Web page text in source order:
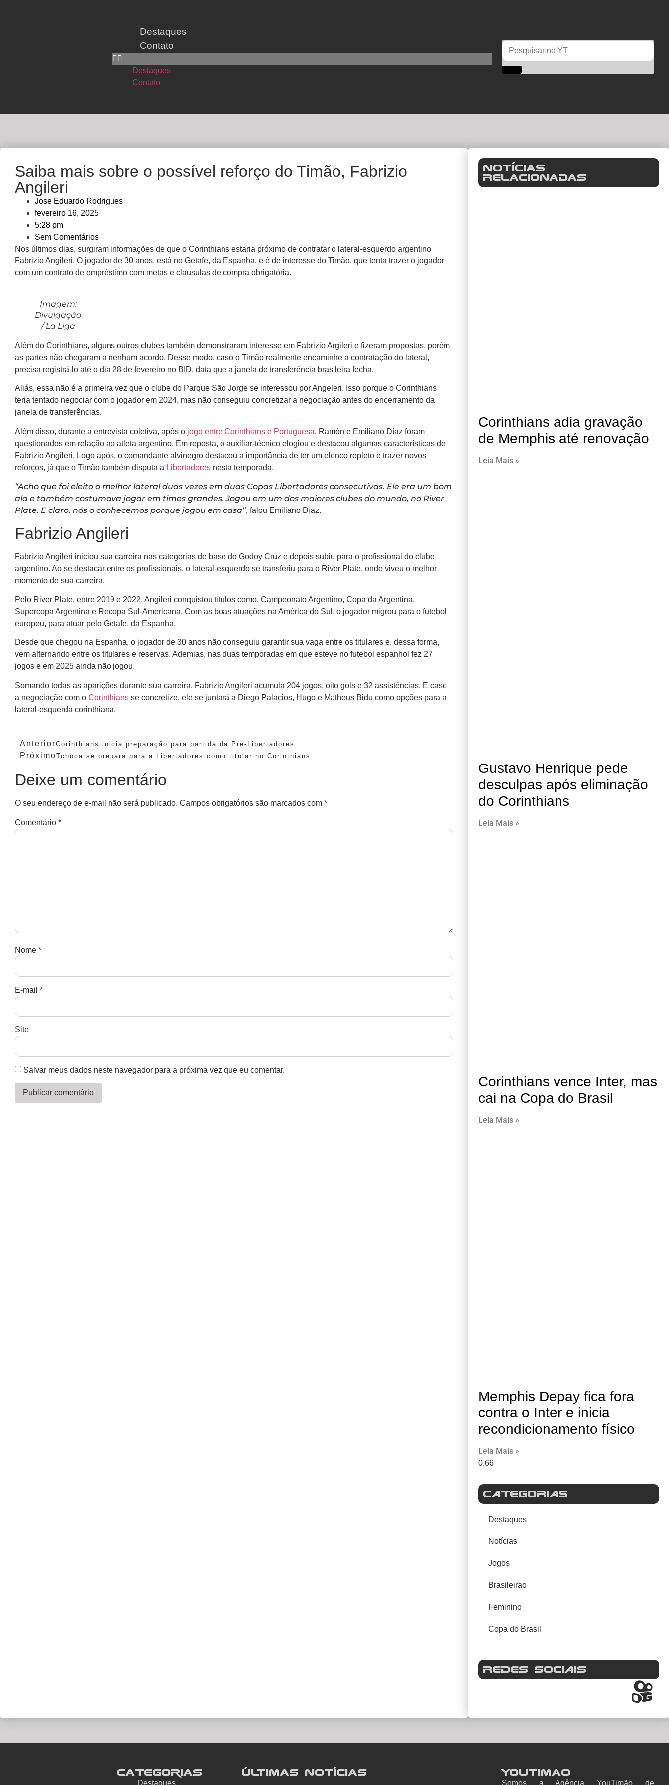
Destaques
Contato
Destaques
Contato
Saiba mais sobre o possível reforço do Timão, Fabrizio
Angileri
Jose Eduardo Rodrigues
fevereiro 16, 2025
5:28 pm
Sem Comentários
Nos últimos dias, surgiram informações de que o Corinthians estaria próximo de contratar o lateral-esquerdo argentino
Fabrizio Angileri. O jogador de 30 anos, está no Getafe, da Espanha, e é de interesse do Timão, que tenta trazer o jogador
com um contrato de empréstimo com metas e clausulas de compra obrigatória.
Imagem:
Divulgação
/ La Liga
Além do Corinthians, alguns outros clubes também demonstraram interesse em Fabrizio Argileri e fizeram propostas, porém
as partes não chegaram a nenhum acordo. Desse modo, caso o Timão realmente encaminhe a contratação do lateral,
precisa registrá-lo até o dia 28 de fevereiro no BID, data que a janela de transferência brasileira fecha.
Aliás, essa não é a primeira vez que o clube do Parque São Jorge se interessou por Angeleri. Isso porque o Corinthians
teria tentado negociar com o jogador em 2024, mas não conseguiu concretizar a negociação antes do encerramento da
janela de transferências.
Além disso, durante a entrevista coletiva, após o jogo entre Corinthians e Portuguesa, Ramón e Emiliano Díaz foram
questionados em relação ao atleta argentino. Em reposta, o auxiliar-técnico elogiou e destacou algumas características de
Fabrizio Angileri. Logo após, o comandante alvinegro destacou a importância de ter um elenco repleto e trazer novos
reforços, já que o Timão também disputa a Libertadores nesta temporada.
“Acho que foi eleito o melhor lateral duas vezes em duas Copas Libertadores consecutivas. Ele era um bom
ala e também costumava jogar em times grandes. Jogou em um dos maiores clubes do mundo, no River
Plate. E claro, nós o conhecemos porque jogou em casa”, falou Emiliano Díaz.
Fabrizio Angileri
Fabrizio Angileri iniciou sua carreira nas categorias de base do Godoy Cruz e depois subiu para o profissional do clube
argentino. Ao se destacar entre os profissionais, o lateral-esquerdo se transferiu para o River Plate, onde viveu o melhor
momento de sua carreira.
Pelo River Plate, entre 2019 e 2022, Angileri conquistou títulos como, Campeonato Argentino, Copa da Argentina,
Supercopa Argentina e Recopa Sul-Americana. Com as boas atuações na América do Sul, o jogador migrou para o futebol
europeu, para atuar pelo Getafe, da Espanha.
Desde que chegou na Espanha, o jogador de 30 anos não conseguiu garantir sua vaga entre os titulares e, dessa forma,
vem alternando entre os titulares e reservas. Ademias, nas duas temporadas em que esteve no futebol espanhol fez 27
jogos e em 2025 ainda não jogou.
Somando todas as aparições durante sua carreira, Fabrizio Angileri acumula 204 jogos, oito gols e 32 assistências. E caso
a negociação com o Corinthians se concretize, ele se juntará a Diego Palacios, Hugo e Matheus Bidu como opções para a
lateral-esquerda corinthiana.
AnteriorCorinthians inicia preparação para partida da Pré-Libertadores
PróximoTchoca se prepara para a Libertadores como titular no Corinthians
Deixe um comentário
O seu endereço de e-mail não será publicado. Campos obrigatórios são marcados com *
Comentário *
Nome *
E-mail *
Site
Salvar meus dados neste navegador para a próxima vez que eu comentar.
Notícias
Relacionadas
Corinthians adia gravação
de Memphis até renovação
Leia Mais »
Gustavo Henrique pede
desculpas após eliminação
do Corinthians
Leia Mais »
Corinthians vence Inter, mas
cai na Copa do Brasil
Leia Mais »
Memphis Depay fica fora
contra o Inter e inicia
recondicionamento físico
Leia Mais »
CATEGORIAS
Destaques
Notícias
Jogos
Brasileirao
Feminino
Copa do Brasil
REDES SOCIAIS
Categorias
Destaques
Últimas notícias YouTimao
Somos a Agência YouTimão de